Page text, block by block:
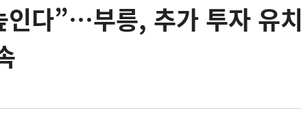
인다”…부릉, 추가 투자 유치